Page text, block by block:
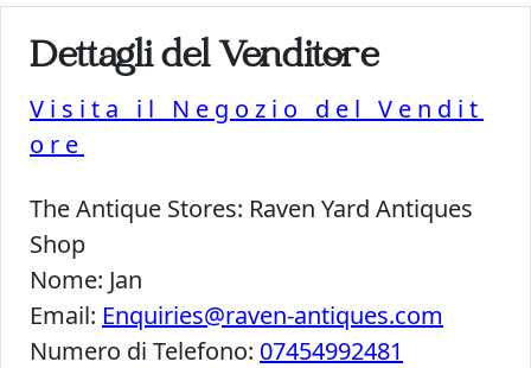
Dettagli del Venditore
Visita il Negozio del Vendit
ore
The Antique Stores: Raven Yard Antiques
Shop
Nome: Jan
Email: Enquiries@raven-antiques.com
Numero di Telefono: 07454992481